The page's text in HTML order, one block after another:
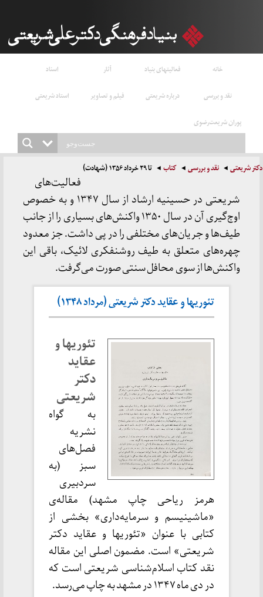
خانه فعالیتهای بنیاد آثار
اسناد
نقد و بررسی
درباره شریعتی فیلم و تصاویر
استاد شریعتی
پوران شریعت‌رضوی
دکتر شریعتی نقد و بررسی کتاب تا ۲۹ خرداد ۱۳۵۶ (شهادت)
فعالیت‌های
شریعتی در حسینیه ارشاد از سال ۱۳۴۷ و به خصوص
اوج‌گیری آن در سال ۱۳۵۰ واکنش‌های بسیاری را از جانب
طیف‌ها و جریان‌های مختلفی را در پی داشت. جز معدود
چهره‌های متعلق به طیف روشنفکری لائیک، باقی این
واکنش‌ها از سوی محافل سنتی صورت می‌گرفت.
تئوریها و عقاید دکتر شریعتی (مرداد ۱۳۴۸)
تئوریها و
عقاید
دکتر
شریعتی
به گواه
نشریه
فصل‌های
سبز (به
سردبیری
هرمز ریاحی چاپ مشهد) مقاله‌ی
«ماشینیسم و سرمایه‌داری» بخشی از
کتابی با عنوان «تئوریها و عقاید دکتر
شریعتی» است. مضمون اصلی این مقاله
نقد کتاب اسلام‌شناسی شریعتی است که
در دی ماه ۱۳۴۷ در مشهد به چاپ می‌رسد.